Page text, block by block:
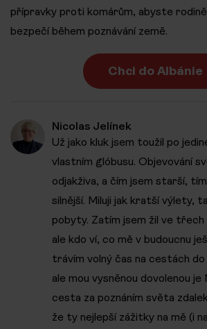
přípravky proti komárům, abyste
bezpečí během poznávání země.
Chci do Albánie
Nicolas Jelínek
Už jako kluk jsem toužil po
vlastním glóbusu. Objevování
odjakživa, a čím jsem starší,
silnější. Miluji jak kratší výlety,
pobyty. Zatím jsem žil ve třech
ale kdo ví, co mě v budoucnu
trávím volný čas na cestách do
ale mou vysněnou dovolenou je
cesta za poznáním světa
že ty nejlepší zážitky na mě (i